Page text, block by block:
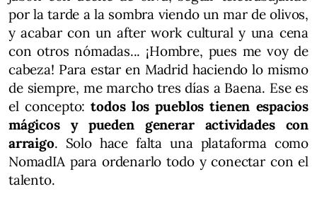
por la tarde a la sombra viendo un mar de olivos,
y acabar con un after work cultural y una cena
con otros nómadas... ¡Hombre, pues me voy de
cabeza! Para estar en Madrid haciendo lo mismo
de siempre, me marcho tres días a Baena. Ese es
el concepto:todos los pueblos tienen espacios
mágicos y pueden generar actividades con
arraigo. Solo hace falta una plataforma como
NomadIA para ordenarlo todo y conectar con el
talento.